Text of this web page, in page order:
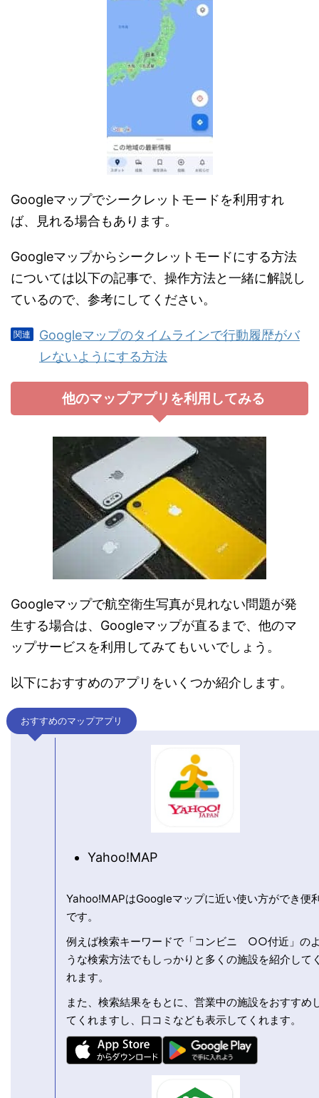
Googleマップでシークレットモードを利用すれ
ば、見れる場合もあります。
Googleマップからシークレットモードにする方法
については以下の記事で、操作方法と一緒に解説し
ているので、参考にしてください。
Googleマップのタイムラインで行動履歴がバ
レないようにする方法
他のマップアプリを利用してみる
Googleマップで航空衛生写真が見れない問題が発
生する場合は、Googleマップが直るまで、他のマ
ップサービスを利用してみてもいいでしょう。
以下におすすめのアプリをいくつか紹介します。
おすすめのマップアプリ
Yahoo!MAP
Yahoo!MAPはGoogleマップに近い使い方ができ便
です。
例えば検索キーワードで「コンビニ ○○付近」の
うな検索方法でもしっかりと多くの施設を紹介して
れます。
また、検索結果をもとに、営業中の施設をおすすめ
てくれますし、口コミなども表示してくれます。